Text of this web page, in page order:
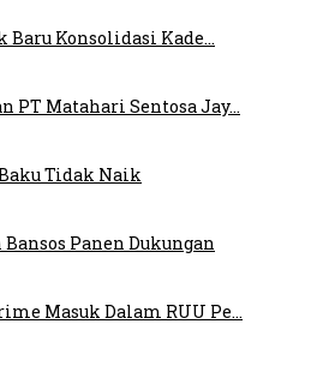
Baru Konsolidasi Kade…
PT Matahari Sentosa Jay…
Tidak Naik
Panen Dukungan
Masuk Dalam RUU Pe…